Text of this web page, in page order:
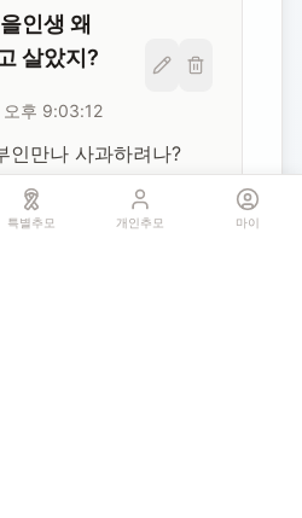
특별추모 개인추모 마이
인생 왜
살았지?
오후 9:03:12
인만나 사과하려나?